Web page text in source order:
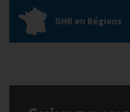
GHR en Régions